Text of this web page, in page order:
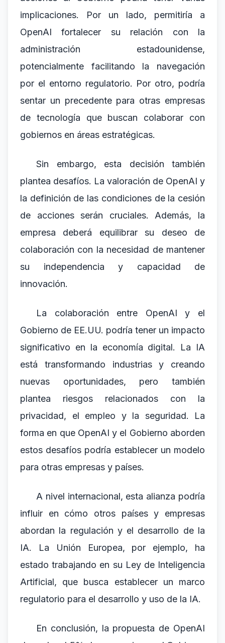
implicaciones. Por un lado, permitiría a
OpenAI fortalecer su relación con la
administración estadounidense,
potencialmente facilitando la navegación
por el entorno regulatorio. Por otro, podría
sentar un precedente para otras empresas
de tecnología que buscan colaborar con
gobiernos en áreas estratégicas.
Sin embargo, esta decisión también
plantea desafíos. La valoración de OpenAI y
la definición de las condiciones de la cesión
de acciones serán cruciales. Además, la
empresa deberá equilibrar su deseo de
colaboración con la necesidad de mantener
su independencia y capacidad de
innovación.
La colaboración entre OpenAI y el
Gobierno de EE.UU. podría tener un impacto
significativo en la economía digital. La IA
está transformando industrias y creando
nuevas oportunidades, pero también
plantea riesgos relacionados con la
privacidad, el empleo y la seguridad. La
forma en que OpenAI y el Gobierno aborden
estos desafíos podría establecer un modelo
para otras empresas y países.
A nivel internacional, esta alianza podría
influir en cómo otros países y empresas
abordan la regulación y el desarrollo de la
IA. La Unión Europea, por ejemplo, ha
estado trabajando en su Ley de Inteligencia
Artificial, que busca establecer un marco
regulatorio para el desarrollo y uso de la IA.
En conclusión, la propuesta de OpenAI